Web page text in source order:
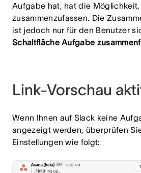
Aufgabe hat, hat die
zusammenzufassen. Die
ist jedoch nur für den Benutzer
Schaltfläche Aufgabe
Link-Vorschau
Wenn Ihnen auf Slack keine
angezeigt werden, überprüfen
Einstellungen wie folgt: